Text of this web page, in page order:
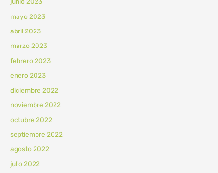
junio 2023
mayo 2023
abril 2023
marzo 2023
febrero 2023
enero 2023
diciembre 2022
noviembre 2022
octubre 2022
septiembre 2022
agosto 2022
julio 2022